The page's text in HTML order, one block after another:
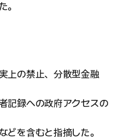
。
上の禁止、分散型金融
記録への政府アクセスの
どを含むと指摘した。